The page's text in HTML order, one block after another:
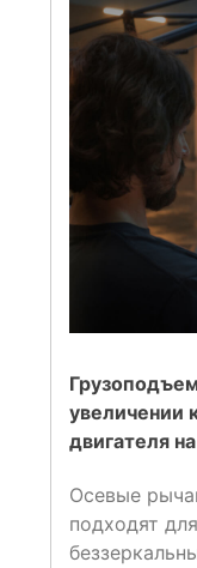
увеличении
двигателя
Осевые
подходят